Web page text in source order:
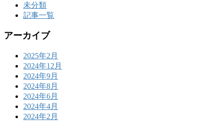
未分類
記事一覧
アーカイブ
2025年2月
2024年12月
2024年9月
2024年8月
2024年6月
2024年4月
2024年2月